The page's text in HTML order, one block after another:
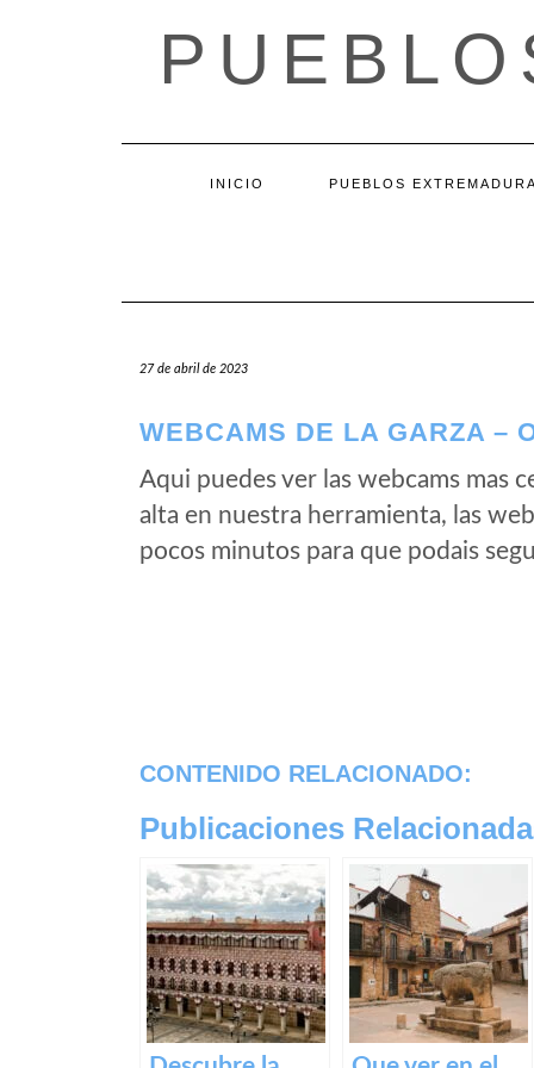
INICIO PUEBLOS EXTREMADURA
27 de abril de 2023
WEBCAMS DE LA GARZA –
Aqui puedes ver las webcams mas
alta en nuestra herramienta, las
pocos minutos para que podais
CONTENIDO RELACIONADO:
Publicaciones